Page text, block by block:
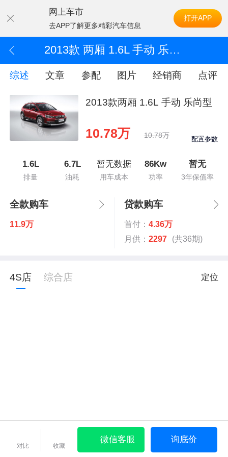
网上车市
去APP了解更多精彩汽车信息
打开APP
2013款 两厢 1.6L 手动 乐尚型
综述 文章 参配 图片 经销商 点评
2013款两厢 1.6L 手动 乐尚型
10.78万 10.78万 配置参数
1.6L
排量
6.7L
油耗
暂无数据
用车成本
86Kw
功率
暂无
3年保值率
全款购车
11.9万
贷款购车
首付： 4.36万
月供： 2297 (共36期)
4S店 综合店 定位
对比 收藏
微信客服 询底价